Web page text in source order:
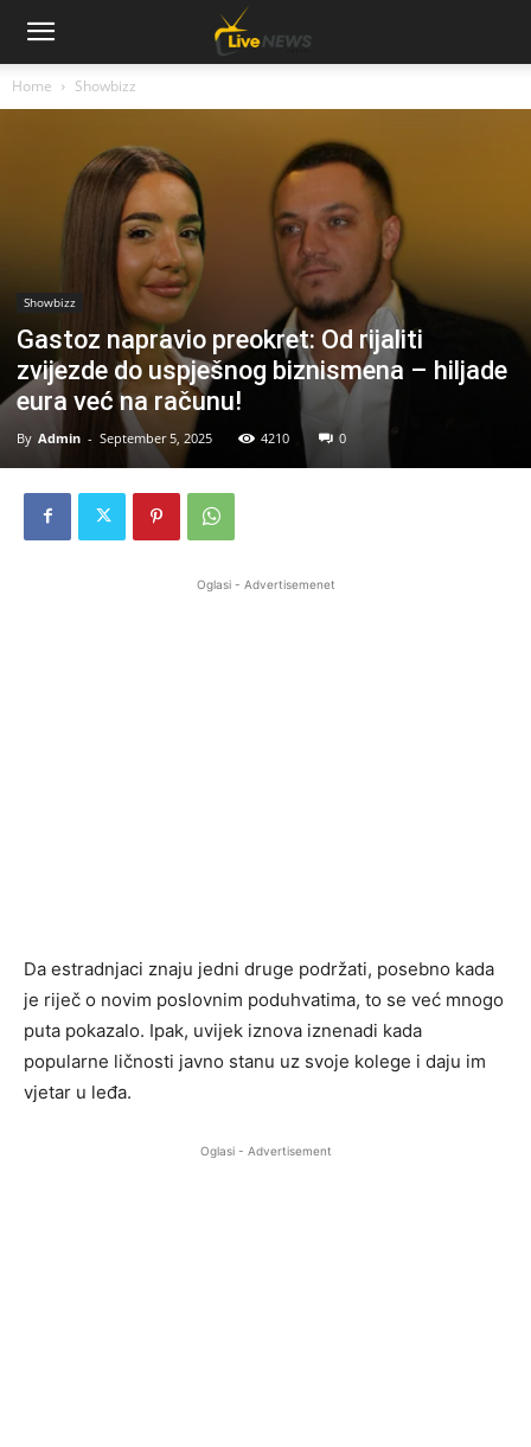
Home Showbizz
Showbizz
Gastoz napravio preokret: Od rijaliti
zvijezde do uspješnog biznismena – hiljade
eura već na računu!
By Admin - September 5, 2025 4210 0
Oglasi - Advertisemenet
Da estradnjaci znaju jedni druge podržati, posebno kada
je riječ o novim poslovnim poduhvatima, to se već mnogo
puta pokazalo. Ipak, uvijek iznova iznenadi kada
popularne ličnosti javno stanu uz svoje kolege i daju im
vjetar u leđa.
Oglasi - Advertisement